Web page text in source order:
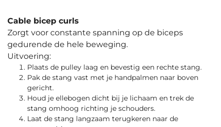
Cable bicep curls
Zorgt voor constante spanning op de biceps
gedurende de hele beweging.
Uitvoering:
Plaats de pulley laag en bevestig een rechte stang.
Pak de stang vast met je handpalmen naar boven
gericht.
Houd je ellebogen dicht bij je lichaam en trek de
stang omhoog richting je schouders.
Laat de stang langzaam terugkeren naar de